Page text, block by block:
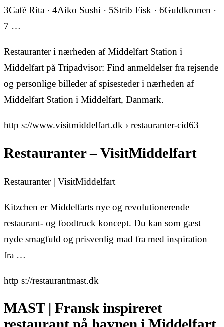
3Café Rita · 4Aiko Sushi · 5Strib Fisk · 6Guldkronen ·
7 …
Restauranter i nærheden af Middelfart Station i
Middelfart på Tripadvisor: Find anmeldelser fra rejsende
og personlige billeder af spisesteder i nærheden af
Middelfart Station i Middelfart, Danmark.
http s://www.visitmiddelfart.dk › restauranter-cid63
Restauranter – VisitMiddelfart
Restauranter | VisitMiddelfart
Kitzchen er Middelfarts nye og revolutionerende
restaurant- og foodtruck koncept. Du kan som gæst
nyde smagfuld og prisvenlig mad fra med inspiration
fra …
http s://restaurantmast.dk
MAST | Fransk inspireret